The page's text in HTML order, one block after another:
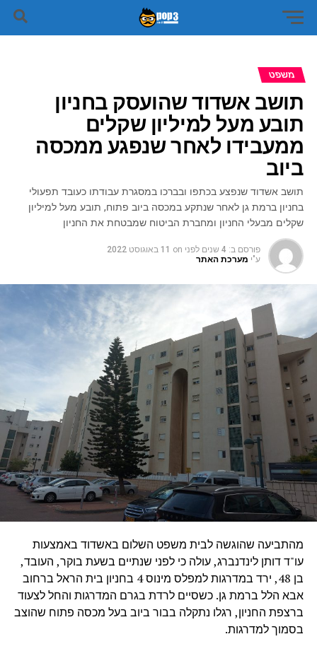
משפט
תושב אשדוד שהועסק בחניון
תובע מעל למיליון שקלים
ממעבידו לאחר שנפגע ממכסה
ביוב
תושב אשדוד שנפצע בכתפו ובברכו במסגרת עבודתו כעובד תפעולי
בחניון ברמת גן לאחר שנתקע במכסה ביוב פתוח, תובע מעל למיליון
שקלים מבעלי החניון ומחברת הביטוח שמבטחת את החניון
פורסם ב: 4 שנים לפני on 11 באוגוסט 2022
ע"י מערכת האתר
מהתביעה שהוגשה לבית משפט השלום באשדוד באמצעות
עו"ד דותן לינדנברג, עולה כי לפני שנתיים בשעת בוקר, העובד,
בן 48, ירד במדרגות למפלס מינוס 4 בחניון בית הראל ברחוב
אבא הלל ברמת גן. כשסיים לרדת בגרם המדרגות והחל לצעוד
ברצפת החניון, רגלו נתקלה בבור ביוב בעל מכסה פתוח שהוצב
בסמוך למדרגות.